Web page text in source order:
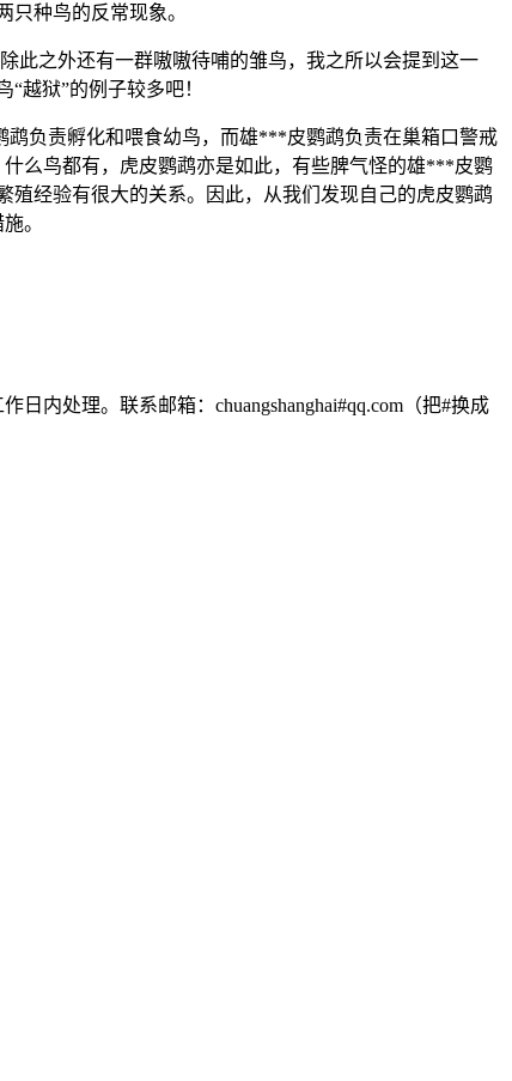
种鸟的反常现象。
此之外还有一群嗷嗷待哺的雏鸟，我之所以会提到这一
越狱”的例子较多吧！
负责孵化和喂食幼鸟，而雄***皮鹦鹉负责在巢箱口警戒
么鸟都有，虎皮鹦鹉亦是如此，有些脾气怪的雄***皮鹦
经验有很大的关系。因此，从我们发现自己的虎皮鹦鹉
。
内处理。联系邮箱：chuangshanghai#qq.com（把#换成